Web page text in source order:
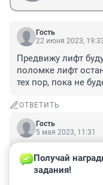
Гость
22 июня 2023,
Предвижу лифт
поломке лифт
тех пор, пока не
ОТВЕТИТЬ
Гость
5 мая 2023, 11:31
от обслуживания
внимание на него
Получай
задания!